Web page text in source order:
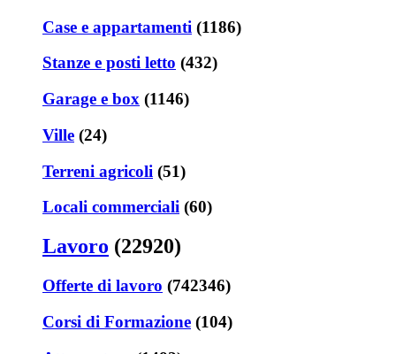
Case e appartamenti (1186)
Stanze e posti letto (432)
Garage e box (1146)
Ville (24)
Terreni agricoli (51)
Locali commerciali (60)
Lavoro (22920)
Offerte di lavoro (742346)
Corsi di Formazione (104)